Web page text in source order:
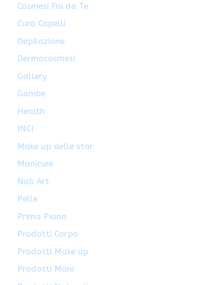
Cosmesi Fai da Te
Cura Capelli
Depilazione
Dermocosmesi
Gallery
Gambe
Health
INCI
Make up delle star
Manicure
Nail Art
Pelle
Primo Piano
Prodotti Corpo
Prodotti Make up
Prodotti Mani